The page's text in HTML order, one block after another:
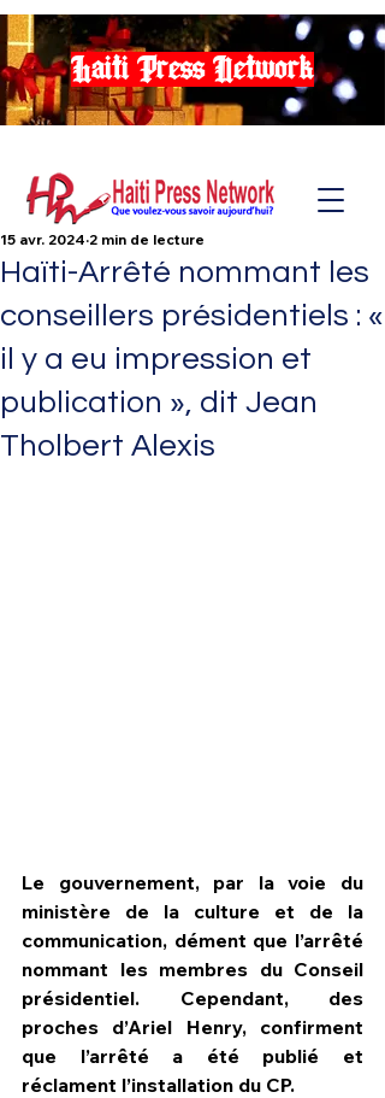
Haiti Press Network
HPN Live
Haïti-Arrêté nommant les
conseillers présidentiels : «
il y a eu impression et
publication », dit Jean
Tholbert Alexis
15 avr. 2024 2 min de lecture
Le gouvernement, par la voie du
ministère de la culture et de la
communication, dément que l’arrêté
nommant les membres du Conseil
présidentiel. Cependant, des
proches d’Ariel Henry, confirment
que l’arrêté a été publié et
réclament l’installation du CP.